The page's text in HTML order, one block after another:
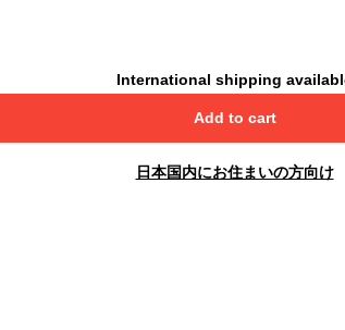
International shipping
Add to cart
日本国内にお住まいの方向け